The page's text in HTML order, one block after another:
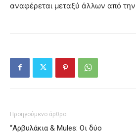
αναφέρεται μεταξύ άλλων από
Προηγούμενο άρθρο
“Αρβυλάκια & Mules: Οι δύο